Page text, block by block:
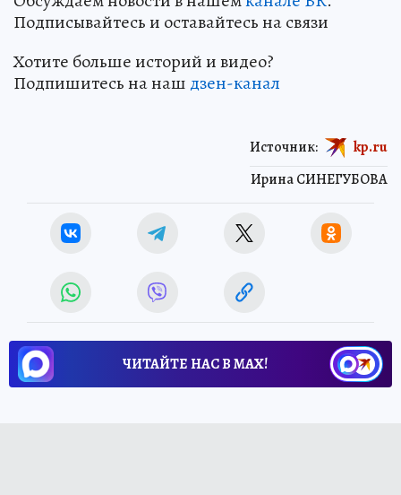
Подписывайтесь и оставайтесь на связи
Хотите больше историй и видео?
Подпишитесь на наш дзен-канал
Ирина СИНЕГУБОВА
Источник: kp.ru
ЧИТАЙТЕ НАС В МАХ!